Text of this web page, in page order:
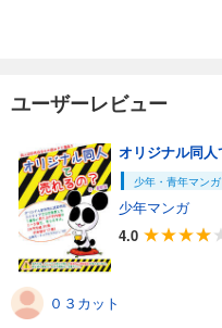
ユーザーレビュー
少年・青年マンガ
少年マンガ
4.0
０３カット